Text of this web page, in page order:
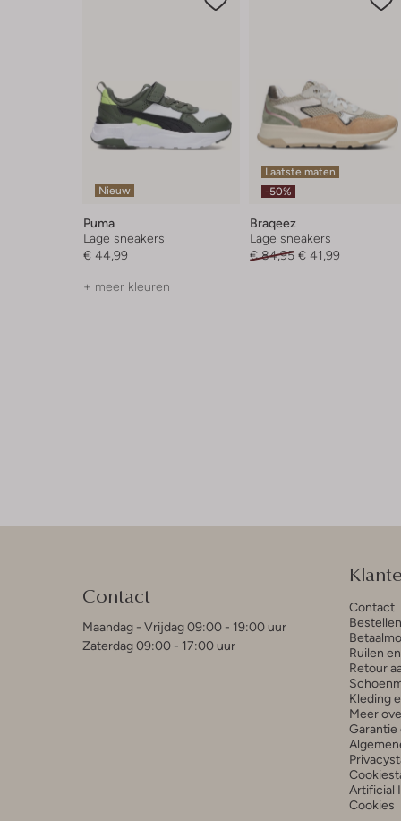
Nieuw
Puma
Lage sneakers
€ 44,99
+ meer kleuren
Laatste maten
-50%
Braqeez
Lage sneakers
€ 84,95 € 41,99
Contact
Maandag - Vrijdag 09:00 - 19:00 uur
Zaterdag 09:00 - 17:00 uur
Contact
Ruilen
Retour
Kleding
Meer
Garantie
Artificial
Cookies